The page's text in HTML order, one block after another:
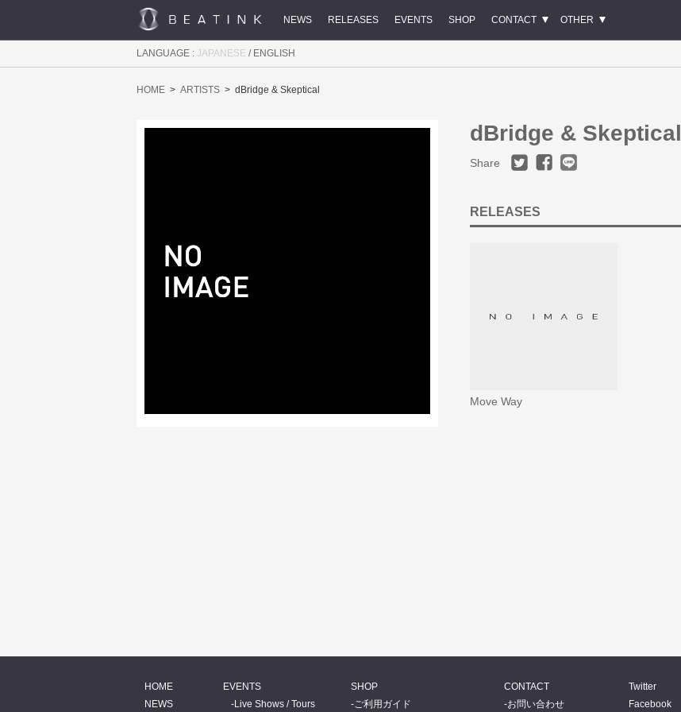
NEWS RELEASES EVENTS SHOP CONTACT OTHER
LANGUAGE : JAPANESE / ENGLISH
HOME ARTISTS dBridge & Skeptical
dBridge & Skeptical
Share
RELEASES
Move Way
HOME
NEWS
EVENTS
Live Shows / Tours
SHOP
ご利用ガイド
CONTACT
お問い合わせ
Twitter
Facebook